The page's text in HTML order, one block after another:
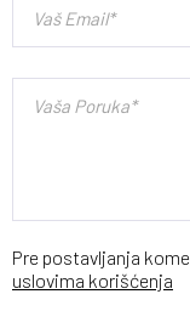
Pre postavljanja
uslovima korišćenja